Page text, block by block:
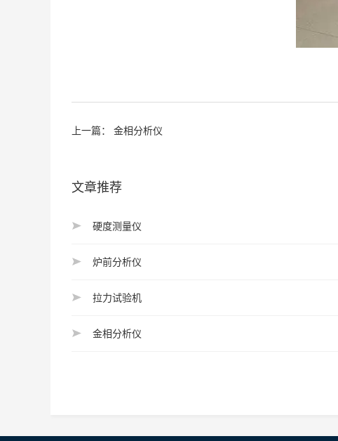
上一篇： 金相分析仪
文章推荐
硬度测量仪
炉前分析仪
拉力试验机
金相分析仪